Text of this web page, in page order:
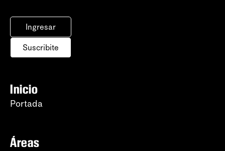
Ingresar
Suscribite
Inicio
Portada
Áreas